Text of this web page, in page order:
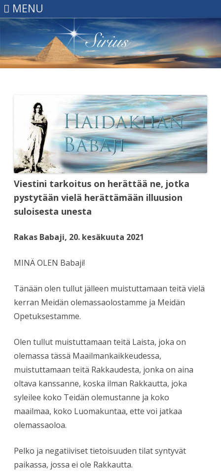
MENU
Viestini tarkoitus on herättää ne, jotka
pystytään vielä herättämään illuusion
suloisesta unesta
Rakas Babaji, 20. kesäkuuta 2021
MINÄ OLEN Babaji!
Tänään olen tullut jälleen muistuttamaan teitä vielä
kerran Meidän olemassaolostamme ja Meidän
Opetuksestamme.
Olen tullut muistuttamaan teitä Laista, joka on
olemassa tässä Maailmankaikkeudessa,
muistuttamaan teitä Rakkaudesta, jonka on aina
oltava kanssanne, koska ilman Rakkautta, joka
syleilee koko Teidän olemustanne ja koko
maailmaa, koko Luomakuntaa, ette voi jatkaa
olemassaoloa.
Pelko ja negatiiviset tietoisuuden tilat syntyvät
paikassa, jossa ei ole Rakkautta.